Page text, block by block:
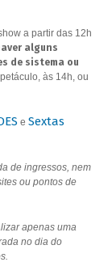
a partir das 12h
alguns
de sistema ou
às 14h, ou
e Sextas
de ingressos, nem
ou pontos de
apenas uma
no dia do